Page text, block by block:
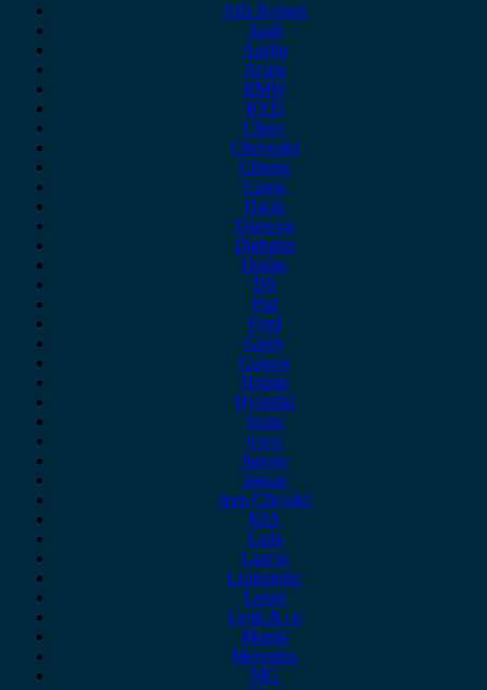
Alfa Romeo
Audi
Austin
Acura
BMW
BYD
Chery
Chevrolet
Citroen
Cupra
Dacia
Daewoo
Daihatsu
Dodge
DS
Fiat
Ford
Geely
Gonow
Honda
Hyundai
Isuzu
iveco
Jaecoo
Jaguar
Jeep Chrysler
KIA
Lada
Lancia
Leapmotor
Lexus
Lynk & co
Mazda
Mercedes
MG